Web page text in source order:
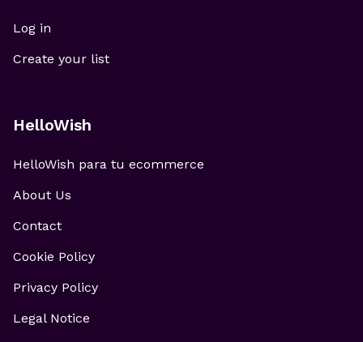
Log in
Create your list
HelloWish
HelloWish para tu ecommerce
About Us
Contact
Cookie Policy
Privacy Policy
Legal Notice